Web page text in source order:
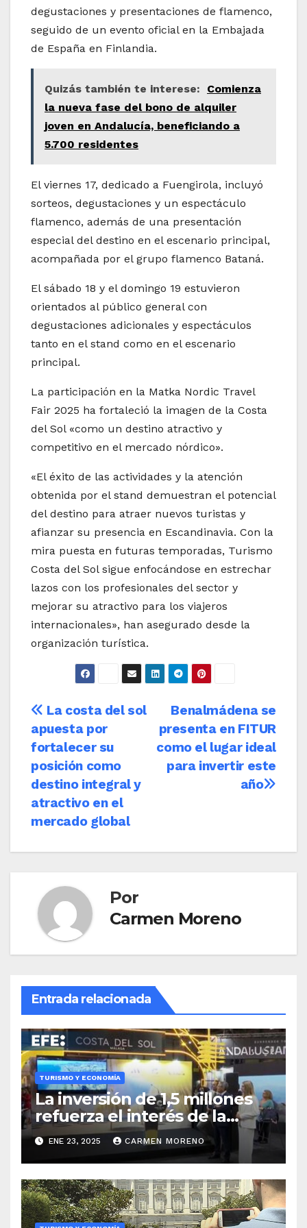
degustaciones y presentaciones de flamenco,
seguido de un evento oficial en la Embajada
de España en Finlandia.
Quizás también te interese:
Comienza
la nueva fase del bono de alquiler
joven en Andalucía, beneficiando a
5.700 residentes
El viernes 17, dedicado a Fuengirola, incluyó
sorteos, degustaciones y un espectáculo
flamenco, además de una presentación
especial del destino en el escenario principal,
acompañada por el grupo flamenco Bataná.
El sábado 18 y el domingo 19 estuvieron
orientados al público general con
degustaciones adicionales y espectáculos
tanto en el stand como en el escenario
principal.
La participación en la Matka Nordic Travel
Fair 2025 ha fortaleció la imagen de la Costa
del Sol «como un destino atractivo y
competitivo en el mercado nórdico».
«El éxito de las actividades y la atención
obtenida por el stand demuestran el potencial
del destino para atraer nuevos turistas y
afianzar su presencia en Escandinavia. Con la
mira puesta en futuras temporadas, Turismo
Costa del Sol sigue enfocándose en estrechar
lazos con los profesionales del sector y
mejorar su atractivo para los viajeros
internacionales», han asegurado desde la
organización turística.
Navegación
de
entradas
Benalmádena se
presenta en FITUR
como el lugar ideal
para invertir este
año
La costa del sol
apuesta por
fortalecer su
posición como
destino integral y
atractivo en el
mercado global
Por
Carmen Moreno
Entrada relacionada
TURISMO Y ECONOMÍA
La inversión de 1,5 millones
refuerza el interés de la
Costa del Sol por el turismo
en España
ENE 23, 2025 CARMEN MORENO